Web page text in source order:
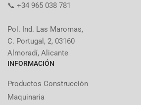
📞 +34 965 038 781
Pol. Ind. Las Maromas,
C. Portugal, 2, 03160
Almoradí, Alicante
INFORMACIÓN
Productos Construcción
Maquinaria